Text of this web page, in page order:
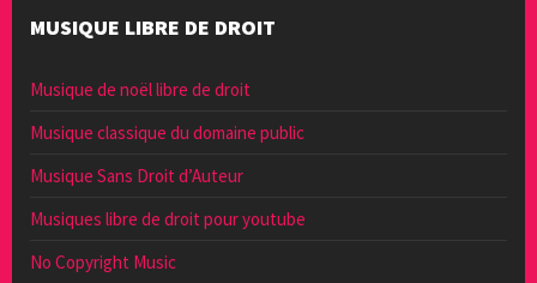
MUSIQUE LIBRE DE DROIT
Musique de noël libre de droit
Musique classique du domaine public
Musique Sans Droit d’Auteur
Musiques libre de droit pour youtube
No Copyright Music